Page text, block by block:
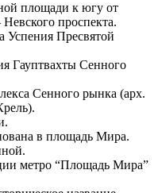
площади к югу от
проспекта.
Успения Пресвятой
Гауптвахты Сенного
Сенного рынка (арх.
в площадь Мира.
метро “Площадь Мира”